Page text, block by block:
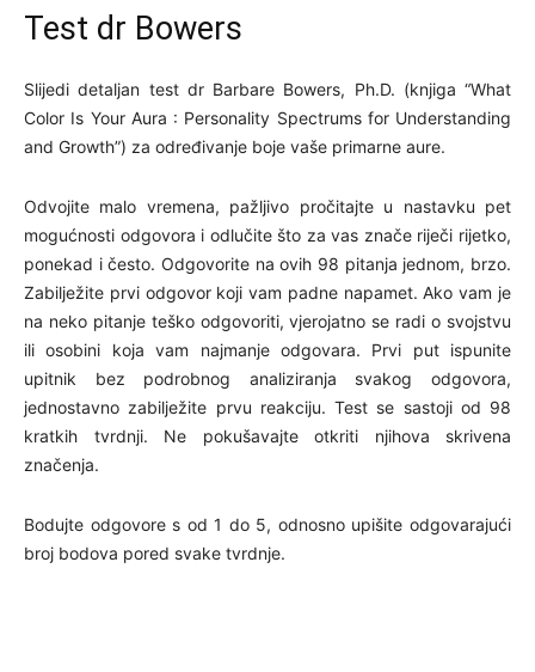
Test dr Bowers
Slijedi detaljan test dr Barbare Bowers, Ph.D. (knjiga “What
Color Is Your Aura : Personality Spectrums for Understanding
and Growth”) za određivanje boje vaše primarne aure.
Odvojite malo vremena, pažljivo pročitajte u nastavku pet
mogućnosti odgovora i odlučite što za vas znače riječi rijetko,
ponekad i često. Odgovorite na ovih 98 pitanja jednom, brzo.
Zabilježite prvi odgovor koji vam padne napamet. Ako vam je
na neko pitanje teško odgovoriti, vjerojatno se radi o svojstvu
ili osobini koja vam najmanje odgovara. Prvi put ispunite
upitnik bez podrobnog analiziranja svakog odgovora,
jednostavno zabilježite prvu reakciju. Test se sastoji od 98
kratkih tvrdnji. Ne pokušavajte otkriti njihova skrivena
značenja.
Bodujte odgovore s od 1 do 5, odnosno upišite odgovarajući
broj bodova pored svake tvrdnje.